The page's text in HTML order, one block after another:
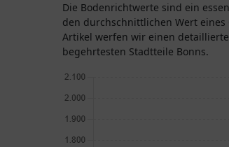
Die Bodenrichtwerte sind ein essenzieller Indikator für die Immobilienbewertung. Sie geben Auskunft über
den durchschnittlichen Wert
Artikel werfen wir einen
begehrtesten Stadtteile Bonns.